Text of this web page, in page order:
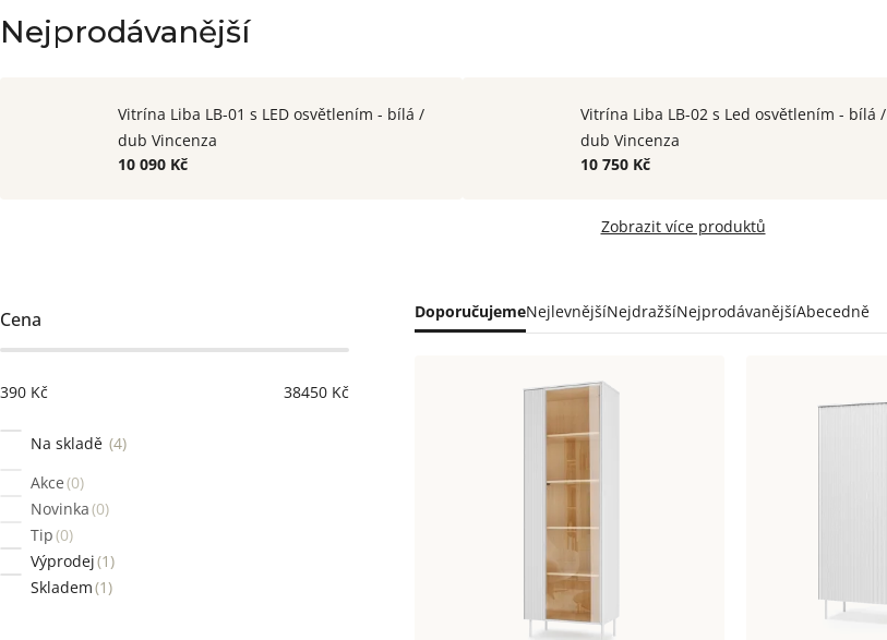
Nejprodávanější
Vitrína Liba LB-01 s LED osvětlením - bílá /
dub Vincenza
10 090 Kč
Vitrína Liba LB-02 s Led osvětlením - bílá /
dub Vincenza
10 750 Kč
Zobrazit více produktů
Postranní
panel
Cena
390 Kč 38450 Kč
Na skladě 4
Akce 0
Novinka 0
Tip 0
Výprodej 1
Skladem 1
Řazení
DoporučujemeNejlevnějšíNejdražšíNejprodávanějšíAbecedně
produktů